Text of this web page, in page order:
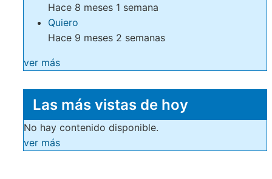
Hace 8 meses 1 semana
Quiero
Hace 9 meses 2 semanas
ver más
Las más vistas de hoy
No hay contenido disponible.
ver más